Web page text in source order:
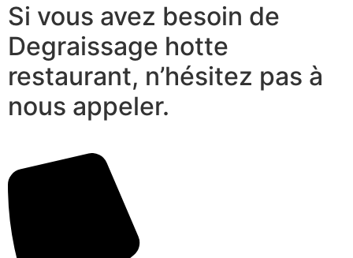
Si vous avez besoin de
Degraissage hotte
restaurant, n’hésitez pas à
nous appeler.